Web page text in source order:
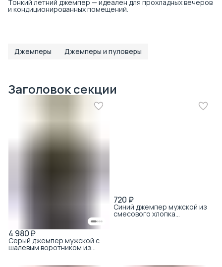
Тонкий летний джемпер — идеален для прохладных вечеров
и кондиционированных помещений.
Джемперы Джемперы и пуловеры
Заголовок секции
4 980 ₽
Серый джемпер мужской с
шалевым воротником из
смесовой шерсти
720 ₽
Синий джемпер мужской из
смесового хлопка